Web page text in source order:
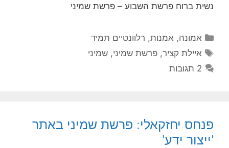
נשית ברוח פרשת השבוע – פרשת שמיני
קטגוריות
אמונה, אמנות, רלוונטיים תמיד
תגיות
איילת קציר,פרשת שמיני,שמיני
2 תגובות
פנחס יחזקאלי: פרשת שמיני באתר
'ייצור ידע'